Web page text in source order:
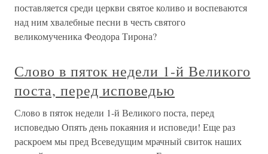
поставляется среди церкви святое коливо и воспеваются
над ним хвалебные песни в честь святого
великомученика Феодора Тирона?
Слово в пяток недели 1-й Великого
поста, перед исповедью
Слово в пяток недели 1-й Великого поста, перед
исповедью Опять день покаяния и исповеди! Еще раз
раскроем мы пред Всеведущим мрачный свиток наших